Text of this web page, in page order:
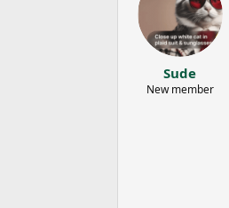
Sude
New member